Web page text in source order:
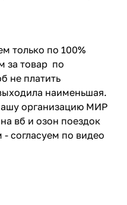
только по 100%
за товар по
не платить
наименьшая.
организацию МИР
вб и озон поездок
согласуем по видео